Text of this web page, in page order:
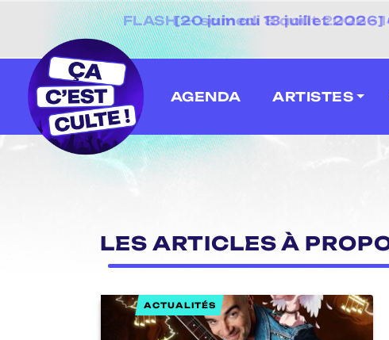
[20 juin au 13 juillet
AGENDA ARTISTES
LES ARTICLES À
ACTUALITÉS